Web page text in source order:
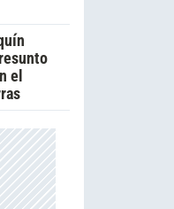
el